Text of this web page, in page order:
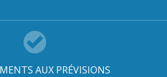
AUX PRÉVISIONS